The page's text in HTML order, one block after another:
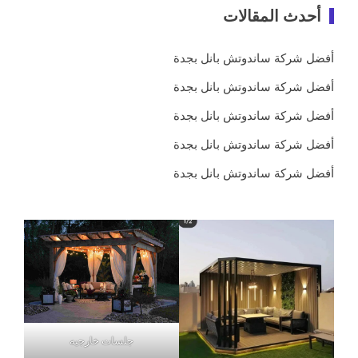
أحدث المقالات
أفضل شركة ساندوتش بانل بجدة
أفضل شركة ساندوتش بانل بجدة
أفضل شركة ساندوتش بانل بجدة
أفضل شركة ساندوتش بانل بجدة
أفضل شركة ساندوتش بانل بجدة
جلسات خارجيه